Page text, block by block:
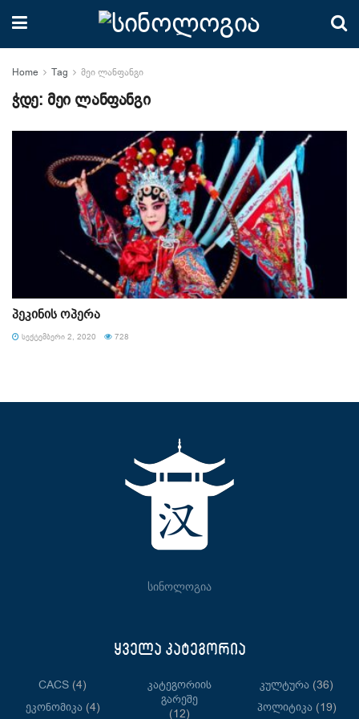
Home Tag მეი ლანფანგი
ჭდე: მეი ლანფანგი
პეკინის ოპერა
ᲡᲔᲥᲢᲔᲛᲑᲔᲠᲘ 2, 2020 728
სინოლოგია
ყველა კატეგორია
CACS (4)
Ეკონომიკა(4)
Კატეგორიის
Გარეშე
(12)
Კულტურა (36)
Პოლიტიკა(19)